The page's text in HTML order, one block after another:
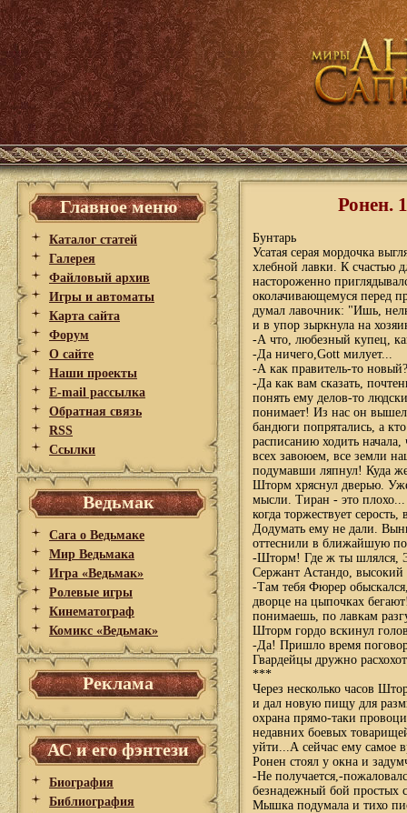
Главное меню
Каталог статей
Галерея
Файловый архив
Игры и автоматы
Карта сайта
Форум
О сайте
Наши проекты
E-mail рассылка
Обратная связь
RSS
Ссылки
Ведьмак
Сага о Ведьмаке
Мир Ведьмака
Игра «Ведьмак»
Ролевые игры
Кинематограф
Комикс «Ведьмак»
Реклама
АС и его фэнтези
Биография
Библиография
Ронен.
Бунтарь
Усатая серая мордочка
хлебной лавки. К счастью
настороженно
околачивающемуся перед
думал лавочник: "Ишь,
и в упор зыркнула на
-А что, любезный купец,
-Да ничего,Gott милует...
-А как правитель-то
-Да как вам сказать,
понять ему делов-то
понимает! Из нас он
бандюги попрятались, а
расписанию ходить
всех завоюем, все земли
подумавши ляпнул! Куда
Шторм хряснул дверью.
мысли. Тиран - это
когда торжествует
Додумать ему не дали.
оттеснили в ближайшую
-Шторм! Где ж ты шлялся,
Сержант Астандо, высокий
-Там тебя Фюрер
дворце на цыпочках
понимаешь, по лавкам
Шторм гордо вскинул
-Да! Пришло время
Гвардейцы дружно
***
Через несколько часов
и дал новую пищу для
охрана прямо-таки
недавних боевых
уйти...А сейчас ему самое
Ронен стоял у окна и
-Не получается,-
безнадежный бой простых
Мышка подумала и тихо